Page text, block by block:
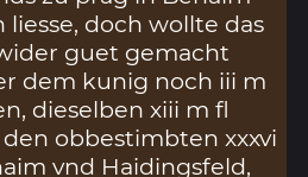
doch wollte das
guet gemacht
dem kunig noch iii m
dieselben xiii m fl
obbestimbten xxxvi
vnd Haidingsfeld,